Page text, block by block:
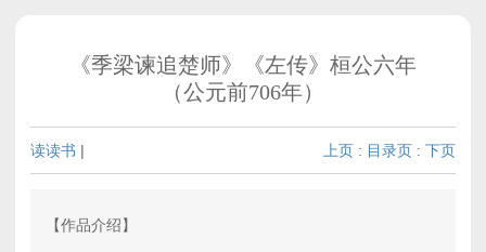
《季梁谏追楚师》《左传》桓公六年
（公元前706年）
读读书 | 上页 : 目录页 : 下页
【作品介绍】